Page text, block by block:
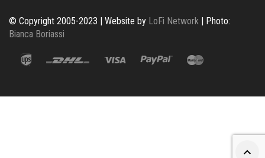
© Copyright 2005-2023 | Website by LoFi Network | Photo:
Bianca Boriassi